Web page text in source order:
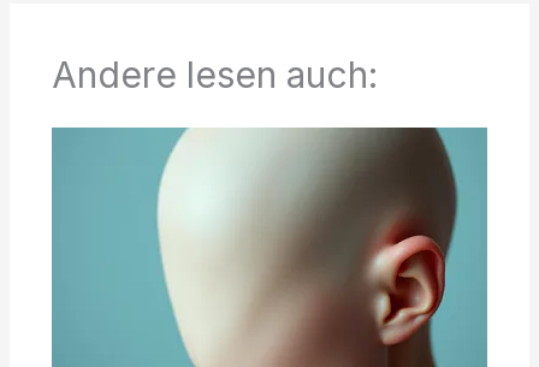
Andere lesen auch: